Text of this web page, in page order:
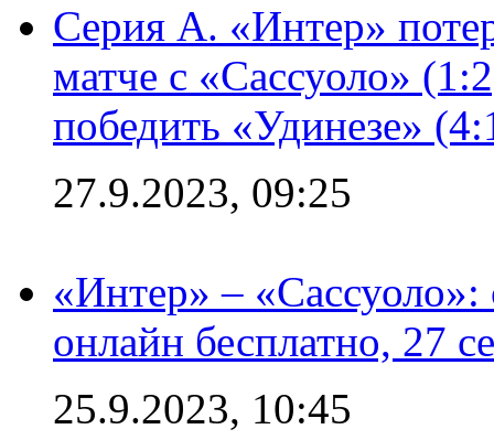
Серия А. «Интер»
матче с «Сассуоло»
победить «Удинезе»
27.9.2023, 09:25
«Интер» –
онлайн бесплатно, 27
25.9.2023, 10:45